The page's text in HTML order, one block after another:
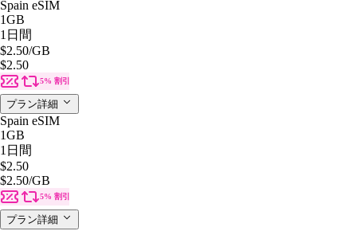
Spain eSIM
1GB
1日間
$2.50/GB
$2.50
5% 割引
プラン詳細
Spain eSIM
1GB
1日間
$2.50
$2.50/GB
5% 割引
プラン詳細